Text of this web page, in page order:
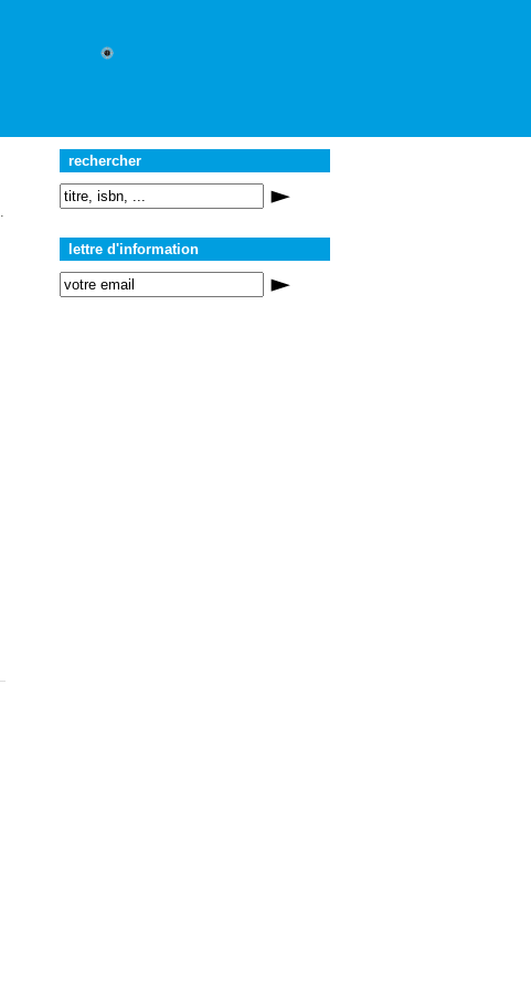
rechercher
lettre d'information